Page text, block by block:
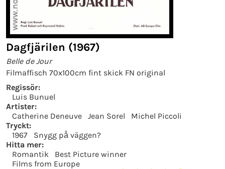
Dagfjärilen (1967)
Belle de Jour
Filmaffisch 70x100cm fint skick FN original
Regissör:
Luis Bunuel
Artister:
Catherine Deneuve
Jean Sorel
Michel Piccoli
Tryckt:
1967
Snygg på väggen?
Hitta mer:
Romantik
Best Picture winner
Films from Europe